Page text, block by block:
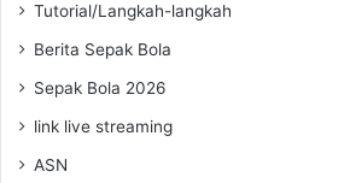
Tutorial/Langkah-langkah
Berita Sepak Bola
Sepak Bola 2026
link live streaming
ASN